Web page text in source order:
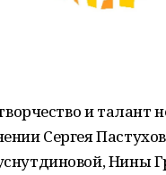
и талант
Сергея
Нины